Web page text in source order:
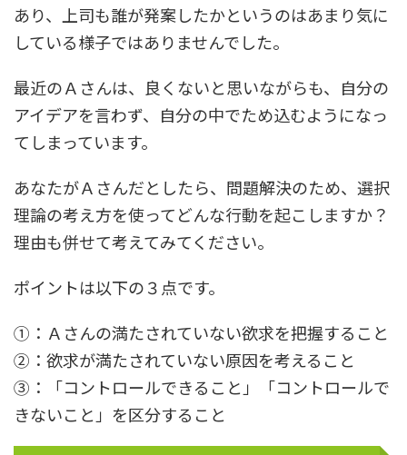
あり、上司も誰が発案したかというのはあまり気に
している様子ではありませんでした。
最近のＡさんは、良くないと思いながらも、自分の
アイデアを言わず、自分の中でため込むようになっ
てしまっています。
あなたがＡさんだとしたら、問題解決のため、選択
理論の考え方を使ってどんな行動を起こしますか？
理由も併せて考えてみてください。
ポイントは以下の３点です。
①：Ａさんの満たされていない欲求を把握すること
②：欲求が満たされていない原因を考えること
③：「コントロールできること」「コントロールで
きないこと」を区分すること